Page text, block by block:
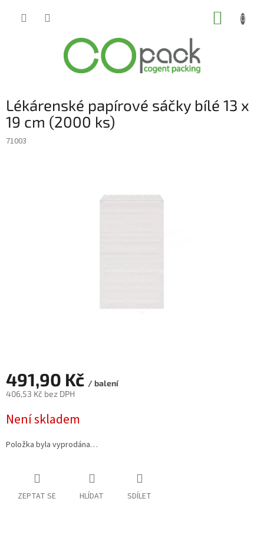
Lékárenské papírové sáčky bílé 13 x
19 cm (2000 ks)
71003
491,90 Kč / balení
406,53 Kč bez DPH
cena:
Není skladem
Položka byla vyprodána…
ZEPTAT SE HLÍDAT SDÍLET